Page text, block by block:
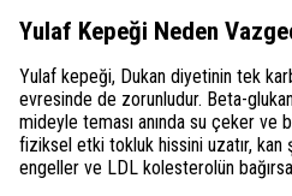
Yulaf Kepeği Neden
Yulaf kepeği, Dukan diyetinin tek
evresinde de zorunludur. Beta-
mideyle teması anında su çeker ve
fiziksel etki tokluk hissini uzatır, kan
engeller ve LDL kolesterolün